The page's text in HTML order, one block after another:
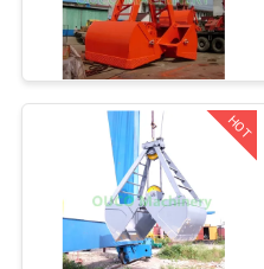
ΕΙΔΉΣΕΙΣ
ΥΠΟΘΈΣΕΙΣ
CONTACT
αρπαγών
HOT